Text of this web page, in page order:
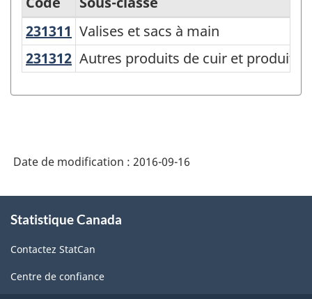
Système
de
l'Amérique
du
Nord
(SCPAN)
2012
231311 Valises et sacs à main
Valises et sacs à main
231312 Autres produits de cuir et
Autres produits de cuir et produits
Date de modification : 2016-09-16
propos
ce
site
Statistique Canada
Contactez StatCan
Centre de confiance